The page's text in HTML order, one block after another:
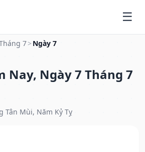
7> Ngày 7
Nay, Ngày 7 Tháng 7
Tân Mùi, Năm Kỷ Tỵ